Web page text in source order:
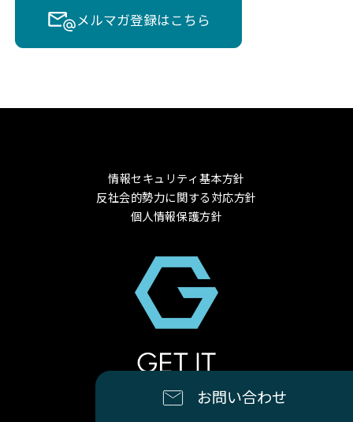
メルマガ登録はこちら
お問い合わせ
情報セキュリティ基本方針
反社会的勢力に関する対応方針
個人情報保護方針